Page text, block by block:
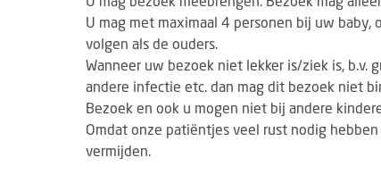
U mag met maximaal 4 personen bij uw
volgen als de ouders.
Wanneer uw bezoek niet lekker is/ziek is, b.v.
andere infectie etc. dan mag dit bezoek niet
Bezoek en ook u mogen niet bij andere
Omdat onze patiëntjes veel rust nodig
vermijden.